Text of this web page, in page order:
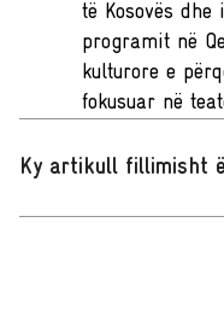
të Kosovës
programit në
kulturore e
fokusuar në
Ky artikull fillimisht